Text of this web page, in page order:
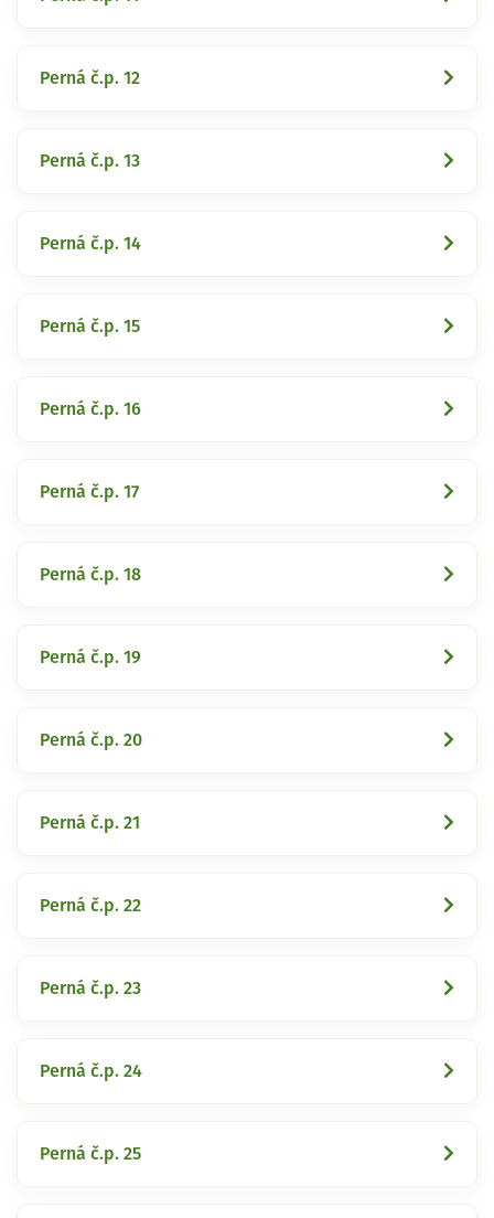
Perná č.p. 12
Perná č.p. 13
Perná č.p. 14
Perná č.p. 15
Perná č.p. 16
Perná č.p. 17
Perná č.p. 18
Perná č.p. 19
Perná č.p. 20
Perná č.p. 21
Perná č.p. 22
Perná č.p. 23
Perná č.p. 24
Perná č.p. 25